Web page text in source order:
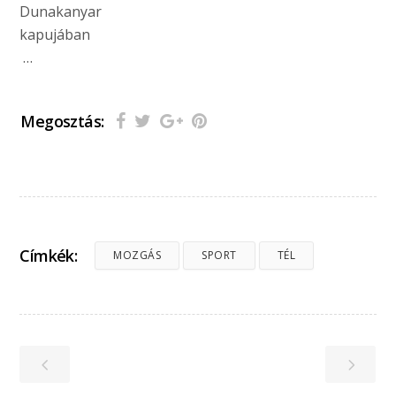
Dunakanyar
kapujában
…
Megosztás:
Címkék: MOZGÁS SPORT TÉL